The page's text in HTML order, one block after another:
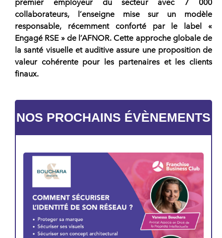
premier employeur du secteur avec 7 000
collaborateurs, l’enseignemise sur un modèle
responsable, récemment conforté par le label «
Engagé RSE » de l’AFNOR. Cette approche globale de
la santé visuelle et auditive assure une proposition de
valeur cohérente pour les partenaires et les clients
finaux.
NOS PROCHAINS ÉVÈNEMENTS